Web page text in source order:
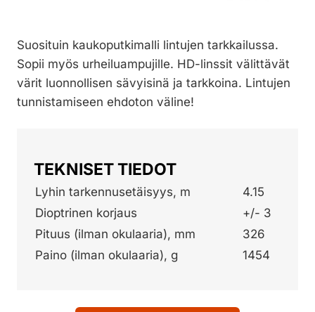
Suosituin kaukoputkimalli lintujen tarkkailussa.
Sopii myös urheiluampujille. HD-linssit välittävät
värit luonnollisen sävyisinä ja tarkkoina. Lintujen
tunnistamiseen ehdoton väline!
TEKNISET TIEDOT
Lyhin tarkennusetäisyys, m
4.15
Dioptrinen korjaus
+/- 3
Pituus (ilman okulaaria), mm
326
Paino (ilman okulaaria), g
1454